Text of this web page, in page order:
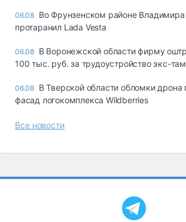
06.08 Во Фрунзенском районе
протаранил Lada Vesta
06.08 В Воронежской области фирму
100 тыс. руб. за трудоустройство экс-
06.08 В Тверской области обломки дрона
фасад логокомплекса Wildberries
Все новости